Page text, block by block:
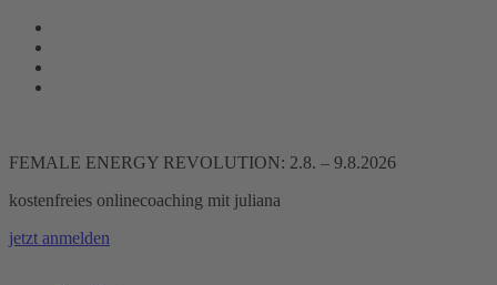
Zum
Inhalt
springen
FEMALE ENERGY REVOLUTION: 2.8. – 9.8.2026
kostenfreies onlinecoaching mit juliana
jetzt anmelden